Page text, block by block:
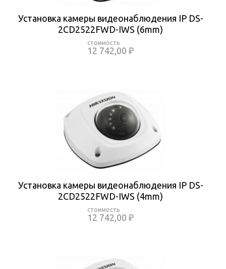
Установка камеры видеонаблюдения IP DS-
2CD2522FWD-IWS (6mm)
12 742,00 ₽
Установка камеры видеонаблюдения IP DS-
2CD2522FWD-IWS (4mm)
12 742,00 ₽